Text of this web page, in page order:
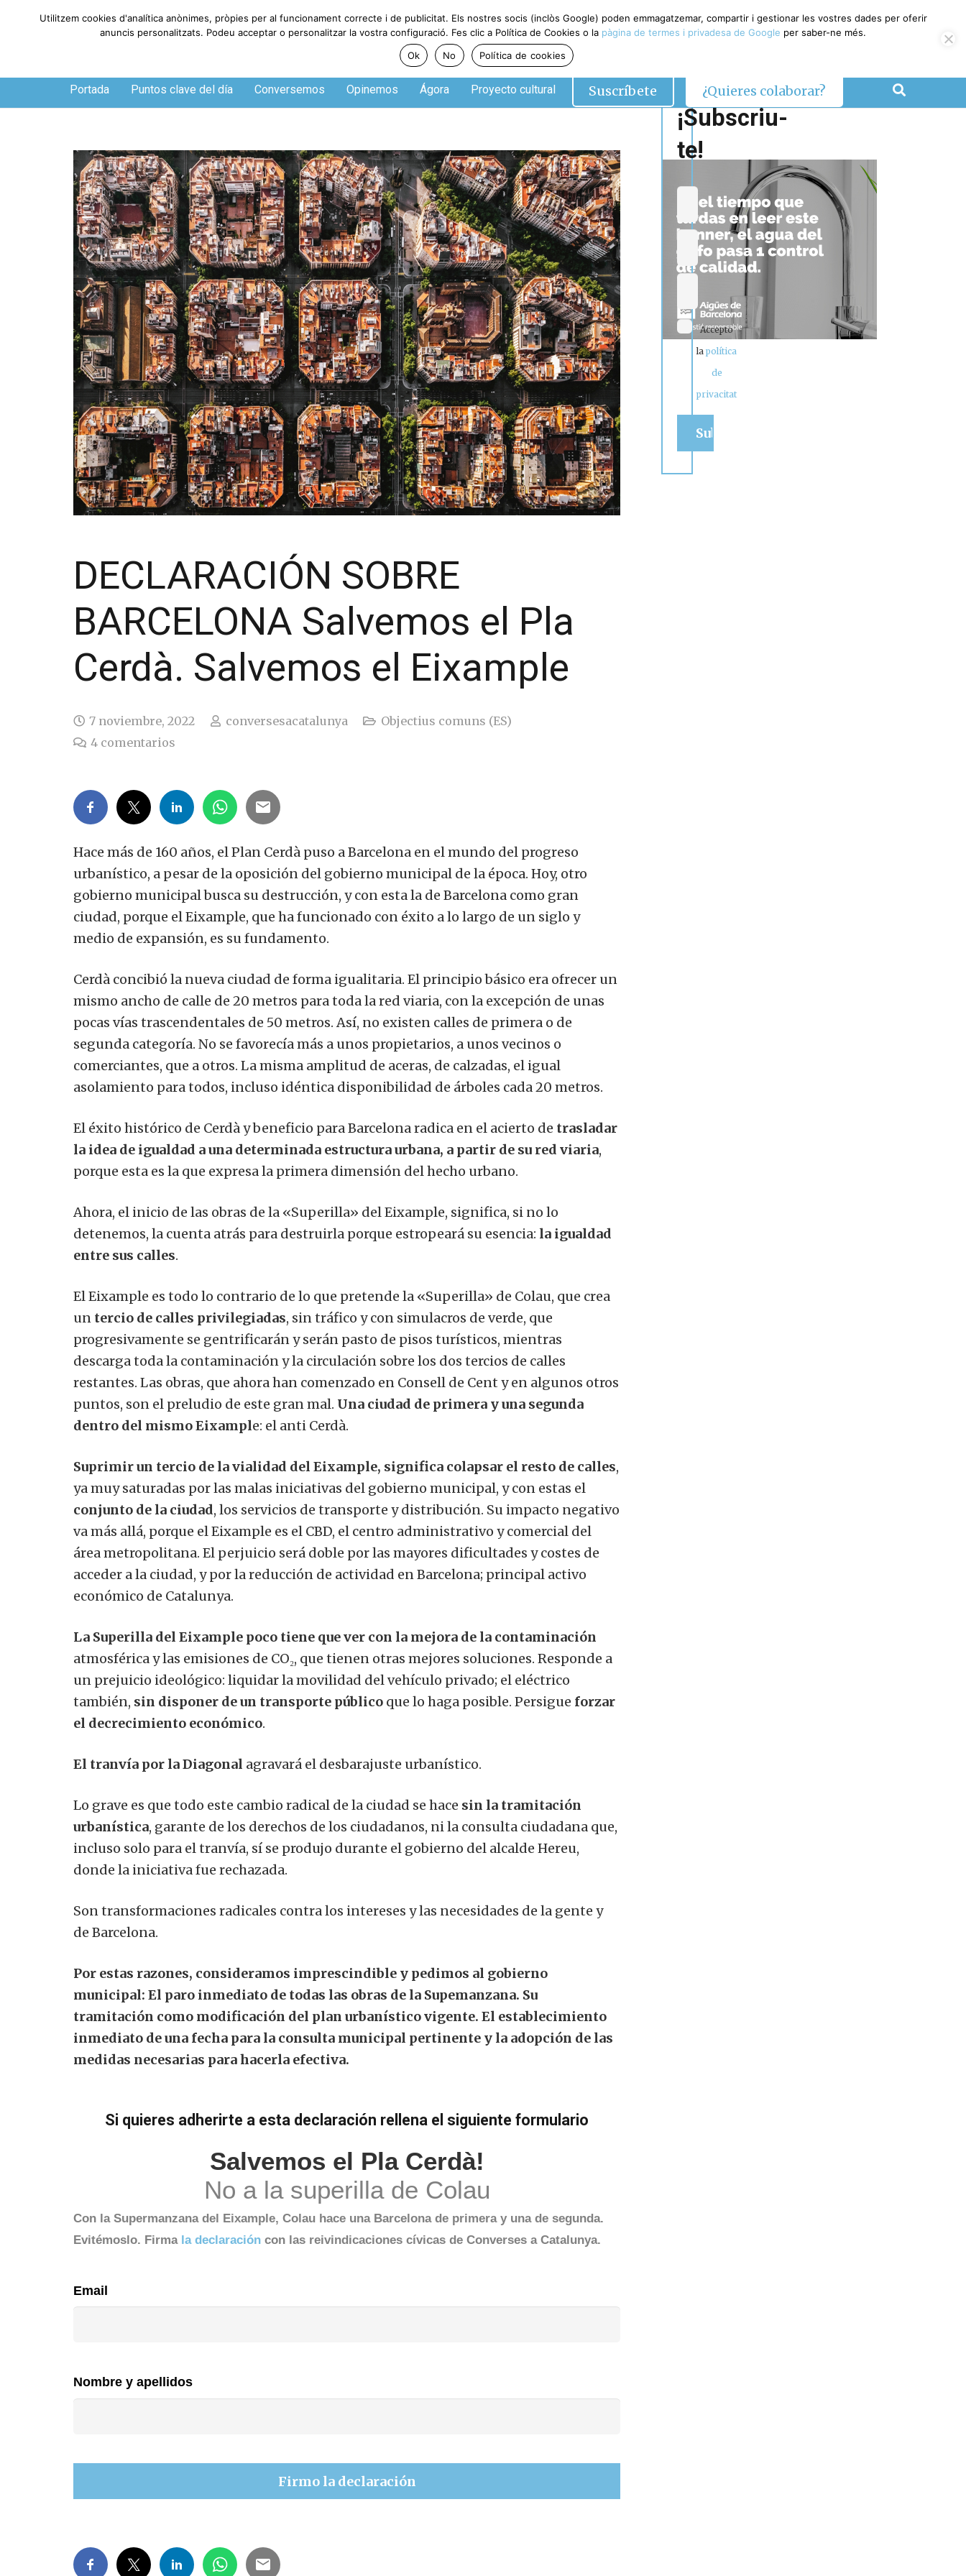
Sábado, 8 de agosto de 2026
Portada Puntos clave del día Conversemos Opinemos Ágora Proyecto cultural Suscríbete ¿Quieres colaborar?
DECLARACIÓN SOBRE
BARCELONA Salvemos el Pla
Cerdà. Salvemos el Eixample
7 noviembre, 2022 conversesacatalunya
Objectius comuns (ES)
4 comentarios
Hace más de 160 años, el Plan Cerdà puso a Barcelona en el mundo del progreso
urbanístico, a pesar de la oposición del gobierno municipal de la época. Hoy, otro
gobierno municipal busca su destrucción, y con esta la de Barcelona como gran
ciudad, porque el Eixample, que ha funcionado con éxito a lo largo de un siglo y
medio de expansión, es su fundamento.
Cerdà concibió la nueva ciudad de forma igualitaria. El principio básico era ofrecer un
mismo ancho de calle de 20 metros para toda la red viaria, con la excepción de unas
pocas vías trascendentales de 50 metros. Así, no existen calles de primera o de
segunda categoría. No se favorecía más a unos propietarios, a unos vecinos o
comerciantes, que a otros. La misma amplitud de aceras, de calzadas, el igual
asolamiento para todos, incluso idéntica disponibilidad de árboles cada 20 metros.
El éxito histórico de Cerdà y beneficio para Barcelona radica en el acierto de trasladar
la idea de igualdad a una determinada estructura urbana, a partir de su red viaria,
porque esta es la que expresa la primera dimensión del hecho urbano.
Ahora, el inicio de las obras de la «Superilla» del Eixample, significa, si no lo
detenemos, la cuenta atrás para destruirla porque estropeará su esencia: la igualdad
entre sus calles.
El Eixample es todo lo contrario de lo que pretende la «Superilla» de Colau, que crea
un tercio de calles privilegiadas, sin tráfico y con simulacros de verde, que
progresivamente se gentrificarán y serán pasto de pisos turísticos, mientras
descarga toda la contaminación y la circulación sobre los dos tercios de calles
restantes. Las obras, que ahora han comenzado en Consell de Cent y en algunos otros
puntos, son el preludio de este gran mal. Una ciudad de primera y una segunda
dentro del mismo Eixample: el anti Cerdà.
Suprimir un tercio de la vialidad del Eixample, significa colapsar el resto de calles,
ya muy saturadas por las malas iniciativas del gobierno municipal, y con estas el
conjunto de la ciudad, los servicios de transporte y distribución. Su impacto negativo
va más allá, porque el Eixample es el CBD, el centro administrativo y comercial del
área metropolitana. El perjuicio será doble por las mayores dificultades y costes de
acceder a la ciudad, y por la reducción de actividad en Barcelona; principal activo
económico de Catalunya.
La Superilla del Eixample poco tiene que ver con la mejora de la contaminación
atmosférica y las emisiones de CO₂, que tienen otras mejores soluciones. Responde a
un prejuicio ideológico: liquidar la movilidad del vehículo privado; el eléctrico
también, sin disponer de un transporte público que lo haga posible. Persigue forzar
el decrecimiento económico.
El tranvía por la Diagonal agravará el desbarajuste urbanístico.
Lo grave es que todo este cambio radical de la ciudad se hace sin la tramitación
urbanística, garante de los derechos de los ciudadanos, ni la consulta ciudadana que,
incluso solo para el tranvía, sí se produjo durante el gobierno del alcalde Hereu,
donde la iniciativa fue rechazada.
Son transformaciones radicales contra los intereses y las necesidades de la gente y
de Barcelona.
Por estas razones, consideramos imprescindible y pedimos al gobierno
municipal: El paro inmediato de todas las obras de la Supemanzana. Su
tramitación como modificación del plan urbanístico vigente. El establecimiento
inmediato de una fecha para la consulta municipal pertinente y la adopción de las
medidas necesarias para hacerla efectiva.
Si quieres adherirte a esta declaración rellena el siguiente formulario
Salvemos el Pla Cerdà!
No a la superilla de Colau
Con la Supermanzana del Eixample, Colau hace una Barcelona de primera y una de segunda.
Evitémoslo. Firma la declaración con las reivindicaciones cívicas de Converses a Catalunya.
Email
Nombre y apellidos
¡Subscriu-
te!
Accepto
lapolítica
de
privacitat
Utilitzem cookies d'analítica anònimes, pròpies per al funcionament correcte i de publicitat. Els nostres socis (inclòs Google) poden emmagatzemar, compartir i gestionar les vostres dades per oferir
anuncis personalitzats. Podeu acceptar o personalitzar la vostra configuració. Fes clic a Política de Cookies o la pàgina de termes i privadesa de Google per saber-ne més.
Ok
No Política de cookies